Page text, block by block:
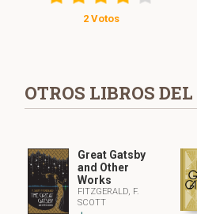
2 Votos
OTROS LIBROS
Great Gatsby
and Other
Works
FITZGERALD, F.
SCOTT